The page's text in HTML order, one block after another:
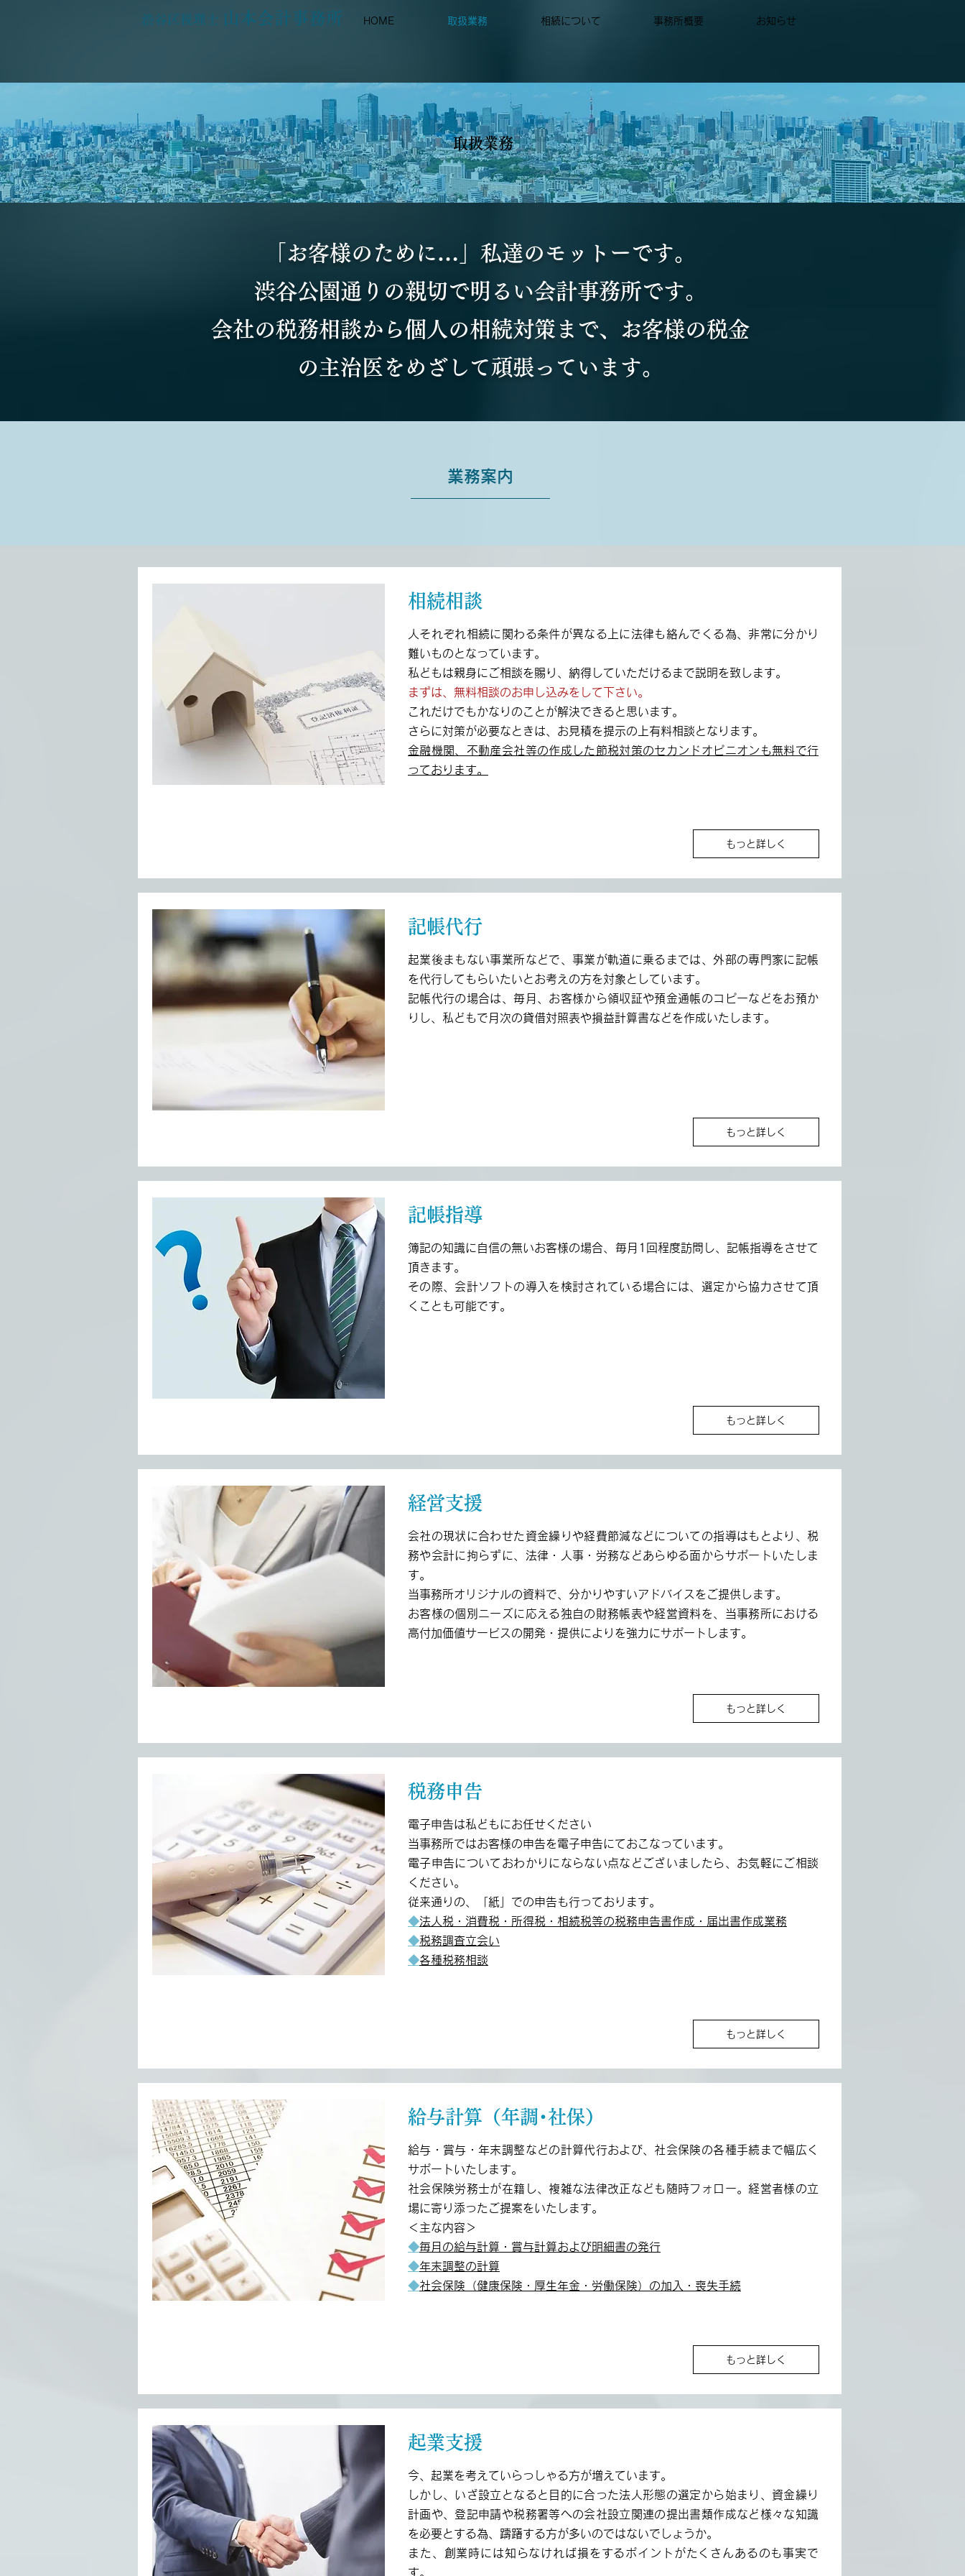
HOME 取扱業務 相続について 事務所概要 お知らせ
渋谷区税理士 山本会計事務所
取扱業務
「お客様のために…」私達のモットーです。
渋谷公園通りの親切で明るい会計事務所です。
会社の税務相談から個人の相続対策まで、お客様の税金
の主治医をめざして頑張っています。
業務案内
相続相談
人それぞれ相続に関わる条件が異なる上に法律も絡んでくる為、非常に分かり
難いものとなっています。
私どもは親身にご相談を賜り、納得していただけるまで説明を致します。
まずは、無料相談のお申し込みをして下さい。
これだけでもかなりのことが解決できると思います。
さらに対策が必要なときは、お見積を提示の上有料相談となります。
金融機関、不動産会社等の作成した節税対策のセカンドオピニオンも無料で行
っております。
もっと詳しく
記帳代行
起業後まもない事業所などで、事業が軌道に乗るまでは、外部の専門家に記帳
を代行してもらいたいとお考えの方を対象としています。
記帳代行の場合は、毎月、お客様から領収証や預金通帳のコピーなどをお預か
りし、私どもで月次の貸借対照表や損益計算書などを作成いたします。
もっと詳しく
記帳指導
簿記の知識に自信の無いお客様の場合、毎月1回程度訪問し、記帳指導をさせて
頂きます。
その際、会計ソフトの導入を検討されている場合には、選定から協力させて頂
くことも可能です。
もっと詳しく
経営支援
会社の現状に合わせた資金繰りや経費節減などについての指導はもとより、税
務や会計に拘らずに、法律・人事・労務などあらゆる面からサポートいたしま
す。
当事務所オリジナルの資料で、分かりやすいアドバイスをご提供します。
お客様の個別ニーズに応える独自の財務帳表や経営資料を、当事務所における
高付加価値サービスの開発・提供によりを強力にサポートします。
もっと詳しく
税務申告
電子申告は私どもにお任せください
当事務所ではお客様の申告を電子申告にておこなっています。
電子申告についておわかりにならない点などございましたら、お気軽にご相談
ください。
従来通りの、「紙」での申告も行っております。
◆法人税・消費税・所得税・相続税等の税務申告書作成・届出書作成業務
◆税務調査立会い
◆各種税務相談
もっと詳しく
給与計算（年調･社保）
給与・賞与・年末調整などの計算代行および、社会保険の各種手続まで幅広く
サポートいたします。
社会保険労務士が在籍し、複雑な法律改正なども随時フォロー。経営者様の立
場に寄り添ったご提案をいたします。
＜主な内容＞
◆毎月の給与計算・賞与計算および明細書の発行
◆年末調整の計算
◆社会保険（健康保険・厚生年金・労働保険）の加入・喪失手続
もっと詳しく
起業支援
今、起業を考えていらっしゃる方が増えています。
しかし、いざ設立となると目的に合った法人形態の選定から始まり、資金繰り
計画や、登記申請や税務署等への会社設立関連の提出書類作成など様々な知識
を必要とする為、躊躇する方が多いのではないでしょうか。
また、創業時には知らなければ損をするポイントがたくさんあるのも事実で
す。